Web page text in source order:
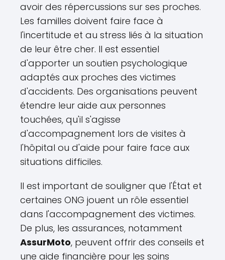
avoir des répercussions sur ses proches.
Les familles doivent faire face à
l'incertitude et au stress liés à la situation
de leur être cher. Il est essentiel
d'apporter un soutien psychologique
adaptés aux proches des victimes
d'accidents. Des organisations peuvent
étendre leur aide aux personnes
touchées, qu'il s'agisse
d'accompagnement lors de visites à
l'hôpital ou d'aide pour faire face aux
situations difficiles.
Il est important de souligner que l'État et
certaines ONG jouent un rôle essentiel
dans l'accompagnement des victimes.
De plus, les assurances, notamment
AssurMoto, peuvent offrir des conseils et
une aide financière pour les soins